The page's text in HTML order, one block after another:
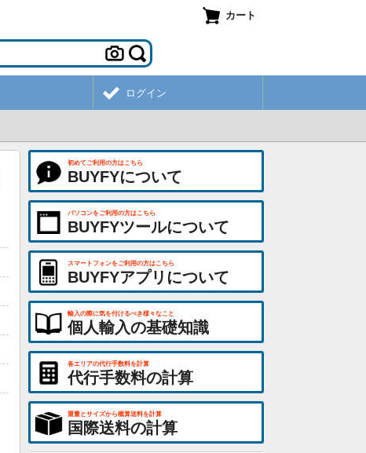
カート
ログイン
初めてご利用の方はこちら
BUYFYについて
パソコンをご利用の方はこちら
BUYFYツールについて
スマートフォンをご利用の方はこちら
BUYFYアプリについて
輸入の際に気を付けるべき様々なこと
個人輸入の基礎知識
各エリアの代行手数料を計算
代行手数料の計算
重量とサイズから概算送料を計算
国際送料の計算